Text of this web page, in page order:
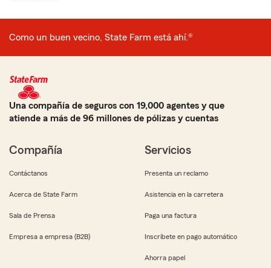
Como un buen vecino, State Farm está ahí.®
Una compañía de seguros con 19,000 agentes y que
atiende a más de 96 millones de pólizas y cuentas
Compañía
Contáctanos
Acerca de State Farm
Sala de Prensa
Empresa a empresa (B2B)
Servicios
Presenta un reclamo
Asistencia en la carretera
Paga una factura
Inscríbete en pago automático
Ahorra papel